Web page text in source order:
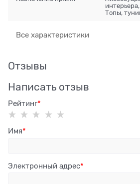
Топы,
Все характеристики
Отзывы
Написать отзыв
Рейтинг
Имя
Электронный адрес